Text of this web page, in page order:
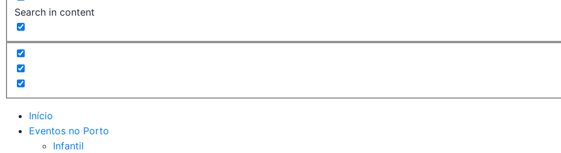
Search in content
Início
Eventos no Porto
Infantil